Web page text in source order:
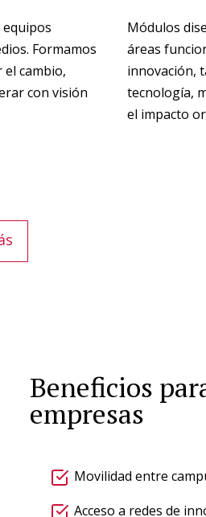
equipos
Formamos
el cambio,
con visión
Módulos
áreas
innovación,
tecnología,
el impacto
Beneficios
empresas
Movilidad entre
Acceso a redes de